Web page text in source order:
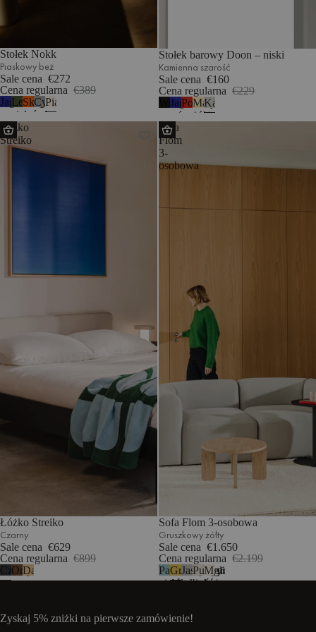
Stołek Nokk
Piaskowy beż
Sale cena €272
Cena regularna €389
Jagodowy
mus
Leśna
zieleń
Skórka
pomarańczy
CynkPiaskowy
beż
Stołek barowy Doon – niski
Kamienna szarość
Sale cena €160
Cena regularna €229
Wulkaniczna
czerń
Jagodowy
mus
Pomidorowa
czerwień
Maślany
żółty
Kamienna
szarość
Łóżko
Streiko
Łóżko Streiko
Czarny
Sale cena €629
Cena regularna €899
Czarny
Orzech
Dąb
Sofa
Flom
3-
osobowa
Sofa Flom 3-osobowa
Gruszkowy żółty
Sale cena €1.650
Cena regularna €2.199
Pastelowy
niebieski
Gruszkowy
żółty
Jasna
szarość
Pustynny
beż
Mglisty
beż
5
Zyskaj 5% zniżki na pierwsze zamówienie!